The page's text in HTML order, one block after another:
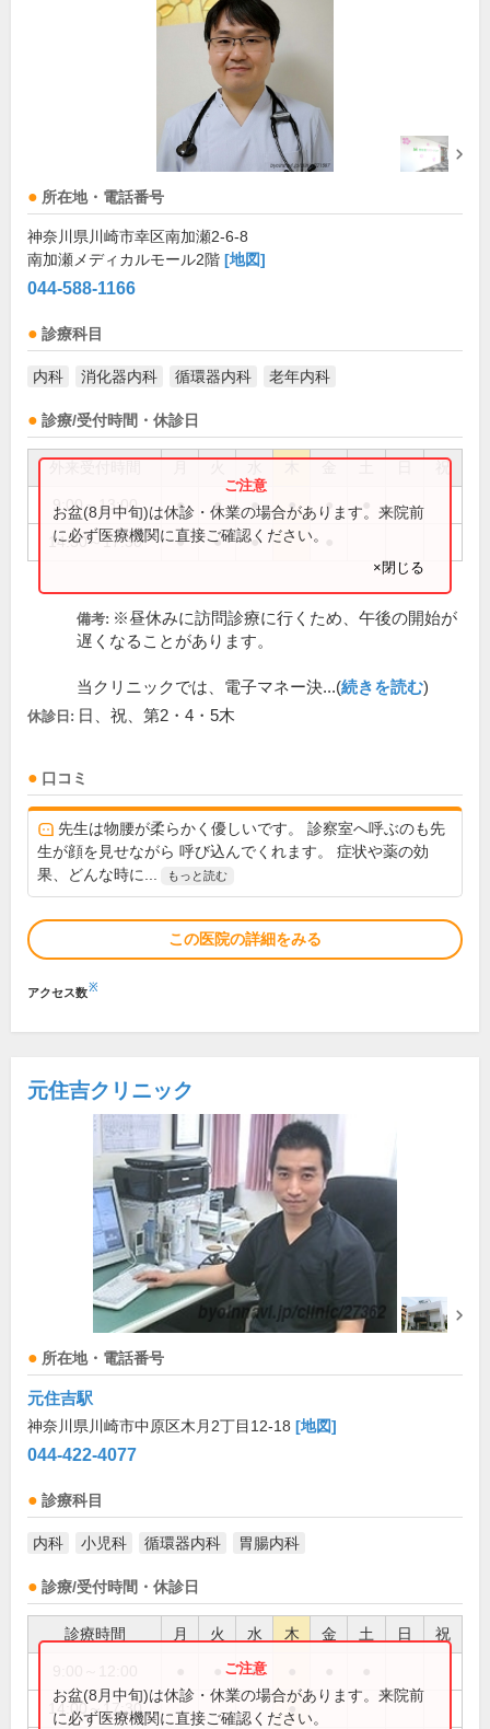
所在地・電話番号
神奈川県川崎市幸区南加瀬2-6-8
南加瀬メディカルモール2階 [地図]
044-588-1166
診療科目
内科 消化器内科 循環器内科 老年内科
診療/受付時間・休診日
祝
9:00～13:00 ● ● ● ● ●
14:30～17:30 ● ● ●
お盆(8月中旬)は休診・休業の場合があります。来院前
に必ず医療機関に直接ご確認ください。
×閉じる
備考: ※昼休みに訪問診療に行くため、午後の開始が
遅くなることがあります。
当クリニックでは、電子マネー決...(続きを読む)
休診日: 日、祝、第2・4・5木
口コミ
先生は物腰が柔らかく優しいです。 診察室へ呼ぶのも先
生が顔を見せながら 呼び込んでくれます。 症状や薬の効
果、どんな時に...
もっと読む
この医院の詳細をみる
アクセス数※
元住吉クリニック
所在地・電話番号
元住吉駅
神奈川県川崎市中原区木月2丁目12-18 [地図]
044-422-4077
診療科目
内科 小児科 循環器内科 胃腸内科
診療/受付時間・休診日
診療時間 月 火 水 木 金 土 日 祝
●
14:00～17:30 ●
お盆(8月中旬)は休診・休業の場合があります。来院前
に必ず医療機関に直接ご確認ください。